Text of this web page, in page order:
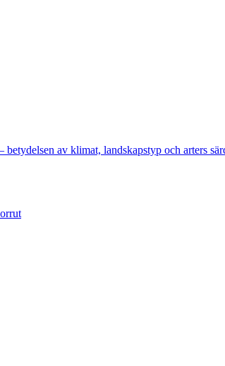
betydelsen av klimat, landskapstyp och arters